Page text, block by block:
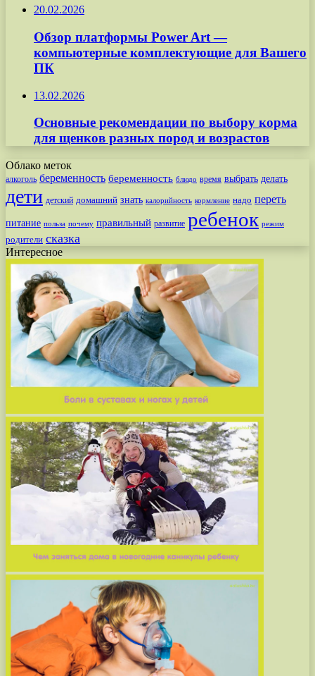
20.02.2026
Обзор платформы Power Art —
компьютерные комплектующие для Вашего
ПК
13.02.2026
Основные рекомендации по выбору корма
для щенков разных пород и возрастов
Облако меток
алкоголь беременность беременность блюдо время выбрать делать
дети детский домашний знать калорийность кормление надо переть
питание польза почему правильный развитие ребенок режим
родители сказка
Интересное